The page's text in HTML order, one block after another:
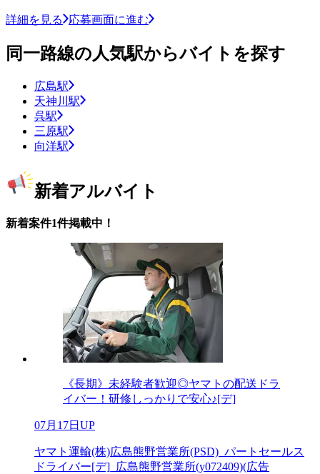
詳細を見る 応募画面に進む
同一路線の人気駅からバイトを探す
広島駅
天神川駅
呉駅
三原駅
向洋駅
新着アルバイト
新着案件1件掲載中！
《長期》未経験者歓迎◎ヤマトの配送ドラ
イバー！研修しっかりで安心♪[デ]
07月17日UP
ヤマト運輸(株)広島熊野営業所(PSD)_パートセールス
ドライバー[デ]_広島熊野営業所(y072409)(広告